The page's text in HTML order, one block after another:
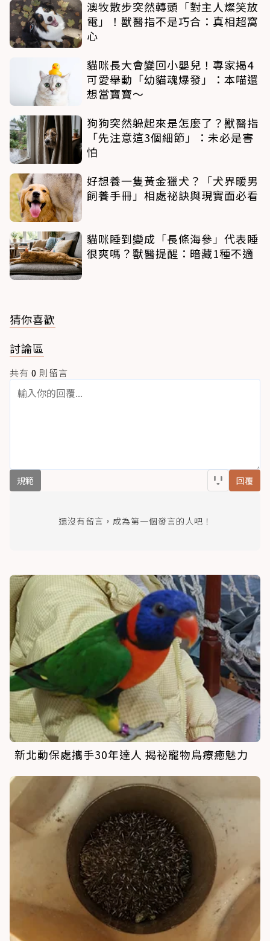
澳牧散步突然轉頭「對主人燦笑放
電」！獸醫指不是巧合：真相超窩
心
貓咪長大會變回小嬰兒！專家揭4
可愛舉動「幼貓魂爆發」：本喵還
想當寶寶～
狗狗突然躲起來是怎麼了？獸醫指
「先注意這3個細節」：未必是害
怕
好想養一隻黃金獵犬？「犬界暖男
飼養手冊」相處祕訣與現實面必看
貓咪睡到變成「長條海參」代表睡
很爽嗎？獸醫提醒：暗藏1種不適
猜你喜歡
討論區
共有 0 則留言
規範 回覆
還沒有留言，成為第一個發言的人吧！
新北動保處攜手30年達人 揭祕寵物鳥療癒魅力